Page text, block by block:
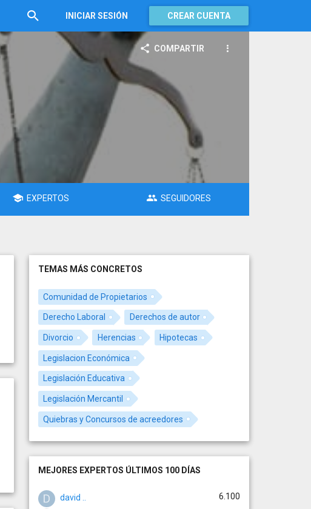
INICIAR SESIÓN CREAR CUENTA
COMPARTIR
EXPERTOS SEGUIDORES
TEMAS MÁS CONCRETOS
Comunidad de Propietarios
Derecho Laboral Derechos de autor
Divorcio Herencias Hipotecas
Legislacion Económica
Legislación Educativa
Legislación Mercantil
Quiebras y Concursos de acreedores
MEJORES EXPERTOS ÚLTIMOS 100 DÍAS
david .. 6.100